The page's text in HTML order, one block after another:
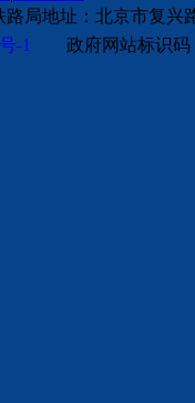
路局地址：北京市复兴
-1
政府网站标识